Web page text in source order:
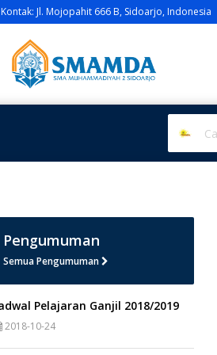
Kontak: Jl. Mojopahit 666 B, Sidoarjo, Indonesia
Pengumuman
Semua Pengumuman
Pelajaran Ganjil 2018/2019
2018-10-24